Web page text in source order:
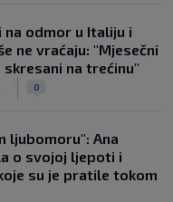
odmor u Italiju i
ne vraćaju: "Mjesečni
na trećinu"
0
ljubomoru": Ana
o svojoj ljepoti i
su je pratile tokom